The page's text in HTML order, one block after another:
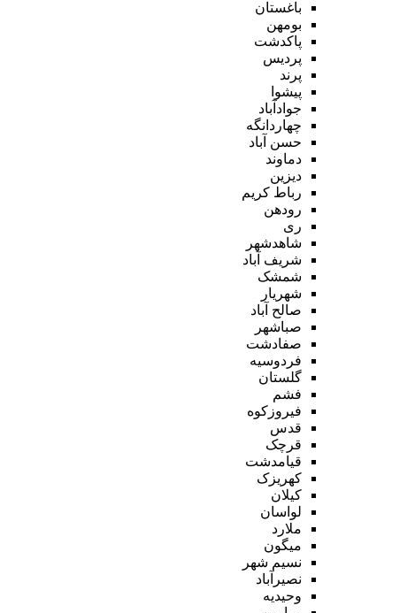
باغستان
بومهن
پاکدشت
پردیس
پرند
پیشوا
جوادآباد
چهاردانگه
حسن آباد
دماوند
دیزین
رباط کریم
رودهن
ری
شاهدشهر
شریف آباد
شمشک
شهریار
صالح آباد
صباشهر
صفادشت
فردوسیه
گلستان
فشم
فیروزکوه
قدس
قرچک
قیامدشت
کهریزک
کیلان
لواسان
ملارد
میگون
نسیم شهر
نصیرآباد
وحیدیه